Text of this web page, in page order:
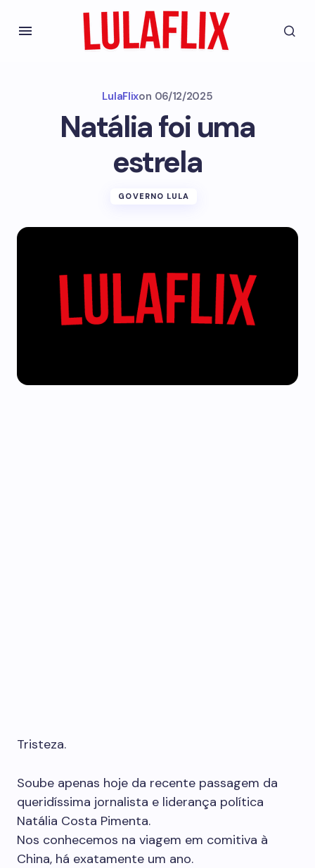
LulaFlixon 06/12/2025
Natália foi uma
estrela
GOVERNO LULA
Tristeza.
Soube apenas hoje da recente passagem da
queridíssima jornalista e liderança política
Natália Costa Pimenta.
Nos conhecemos na viagem em comitiva à
China, há exatamente um ano.